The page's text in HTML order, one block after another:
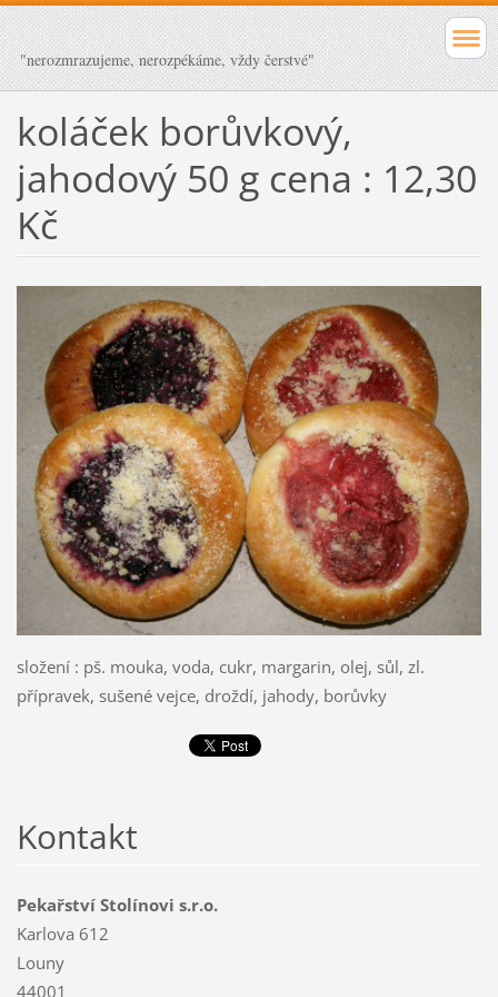
"nerozmrazujeme, nerozpékáme, vždy čerstvé"
koláček borůvkový,
jahodový 50 g cena : 12,30
Kč
složení : pš. mouka, voda, cukr, margarin, olej, sůl, zl.
přípravek, sušené vejce, droždí, jahody, borůvky
Kontakt
Pekařství Stolínovi s.r.o.
Karlova 612
Louny
44001